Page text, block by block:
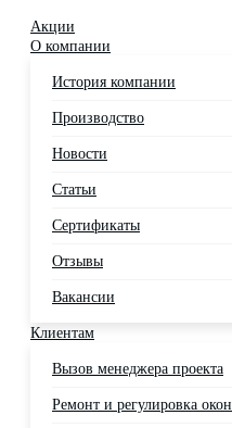
Акции
О компании
История компании
Производство
Новости
Статьи
Сертификаты
Отзывы
Вакансии
Клиентам
Вызов менеджера проекта
Ремонт и регулировка окон